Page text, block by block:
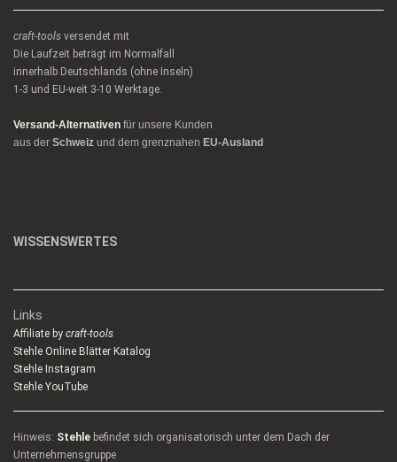
craft-tools versendet mit
Die Laufzeit beträgt im Normalfall
innerhalb Deutschlands (ohne Inseln)
1-3 und EU-weit 3-10 Werktage.
Versand-Alternativen für unsere Kunden
aus der Schweiz und dem grenznahen EU-Ausland
WISSENSWERTES
Links
Affiliate by craft-tools
Stehle Online Blätter Katalog
Stehle Instagram
Stehle YouTube
Hinweis: Stehle befindet sich organisatorisch unter dem Dach der
Unternehmensgruppe